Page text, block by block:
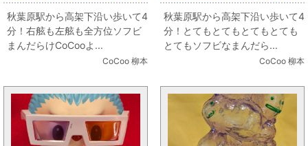
ーギ 160mm
秋葉原駅から高架下沿い歩いて4
分！右舷も左舷も全方位ソフビ
まんだらけCoCooよ...
CoCoo 柳本
りくん MOBSTYLE MVG限定
秋葉原駅から高架下沿い歩いて4
分！とてもとてもとてもとても
とてもソフビなまんだら...
CoCoo 柳本